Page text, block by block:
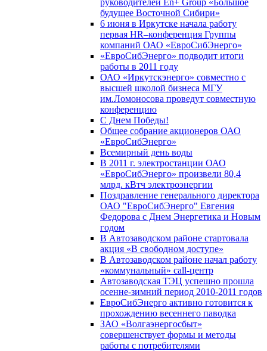
руководителей En+ Group «Большое
будущее Восточной Сибири»
6 июня в Иркутске начала работу
первая HR–конференция Группы
компаний ОАО «ЕвроСибЭнерго»
«ЕвроСибЭнерго» подводит итоги
работы в 2011 году
ОАО «Иркутскэнерго» совместно с
высшей школой бизнеса МГУ
им.Ломоносова проведут совместную
конференцию
С Днем Победы!
Общее собрание акционеров ОАО
«ЕвроСибЭнерго»
Всемирный день воды
В 2011 г. электростанции ОАО
«ЕвроСибЭнерго» произвели 80,4
млрд. кВтч электроэнергии
Поздравление генерального директора
ОАО "ЕвроСибЭнерго" Евгения
Федорова с Днем Энергетика и Новым
годом
В Автозаводском районе стартовала
акция «В свободном доступе»
В Автозаводском районе начал работу
«коммунальный» call-центр
Автозаводская ТЭЦ успешно прошла
осенне-зимний период 2010-2011 годов
ЕвроСибЭнерго активно готовится к
прохождению весеннего паводка
ЗАО «Волгаэнергосбыт»
совершенствует формы и методы
работы с потребителями